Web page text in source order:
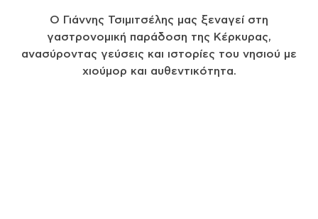
Ο Γιάννης Τσιμιτσέλης μας ξεναγεί στη
γαστρονομική παράδοση της Κέρκυρας,
ανασύροντας γεύσεις και ιστορίες του νησιού με
χιούμορ και αυθεντικότητα.